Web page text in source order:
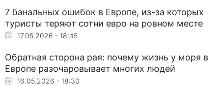
7 банальных ошибок в Европе, из-за которых
туристы теряют сотни евро на ровном месте
17.05.2026 - 18:45
Обратная сторона рая: почему жизнь у моря в
Европе разочаровывает многих людей
16.05.2026 - 18:30